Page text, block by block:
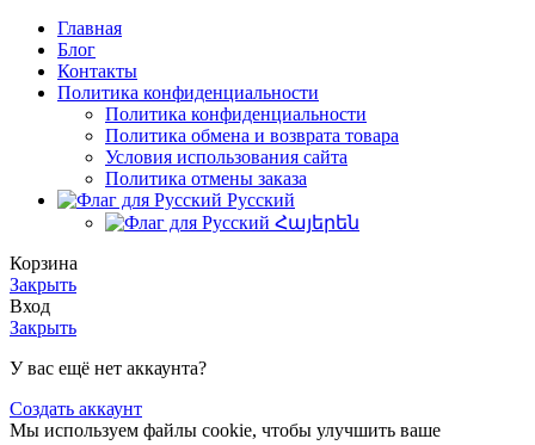
Главная
Блог
Контакты
Политика конфиденциальности
Политика конфиденциальности
Политика обмена и возврата товара
Условия использования сайта
Политика отмены заказа
Русский
Հայերեն
Корзина
Закрыть
Вход
Закрыть
У вас ещё нет аккаунта?
Создать аккаунт
Мы используем файлы cookie, чтобы улучшить ваше